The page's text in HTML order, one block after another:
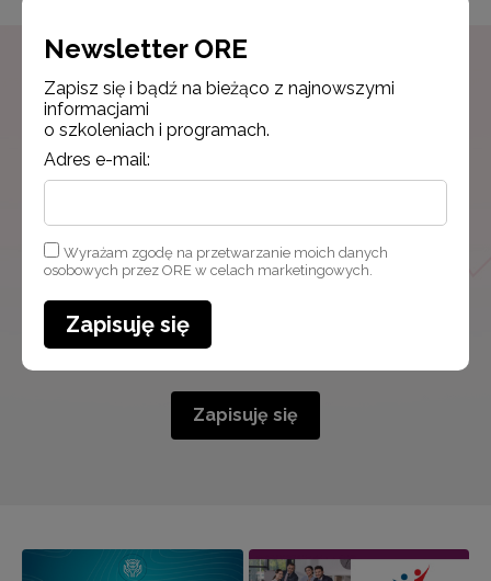
Newsletter ORE
Zapisz się i bądź na bieżąco z najnowszymi
o szkoleniach i programach.
Wyrażam zgodę na przetwarzanie moich danych osobowych
przez ORE w celach marketingowych.
Zapisuję się
Newsletter ORE
Zapisz się i bądź na bieżąco z najnowszymi
informacjami
o szkoleniach i programach.
Adres e-mail:
Wyrażam zgodę na przetwarzanie moich danych
osobowych przez ORE w celach marketingowych.
Zapisuję się